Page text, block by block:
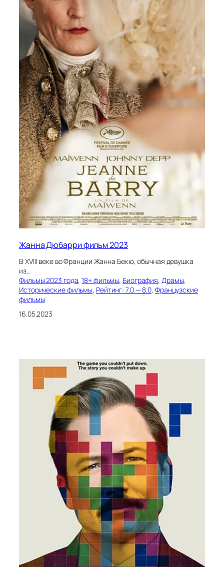
Жанна Дюбарри фильм 2023
В XVIII веке во Франции Жанна Бекю, обычная девушка
из…
Фильмы 2023 года, 18+ фильмы, Биография, Драмы
Исторические фильмы, Рейтинг: 7.0 — 8.0, Французские
фильмы
16.05.2023